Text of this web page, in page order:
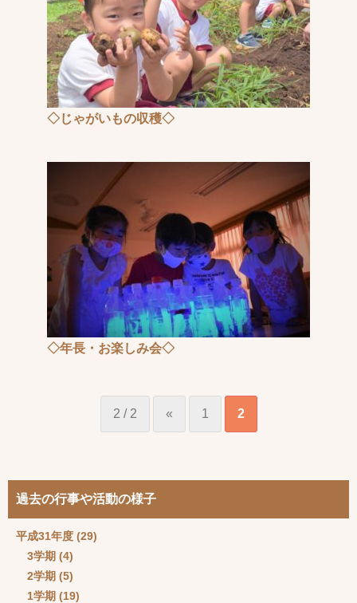
◇じゃがいもの収穫◇
◇年長・お楽しみ会◇
2 / 2 « 1 2
過去の行事や活動の様子
平成31年度 (29)
3学期 (4)
2学期 (5)
1学期 (19)